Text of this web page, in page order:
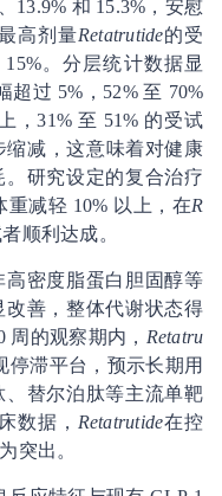
13.9% 和 15.3%，安慰
高剂量Retatrutide的受
。分层统计数据显
超过 5%，52% 至 70%
，31% 至 51% 的受试
缩减，这意味着对健康
研究设定的复合治疗
重减轻 10% 以上，在R
顺利达成。
密度脂蛋白胆固醇等
善，整体代谢状态得
的观察期内， Retatru
停滞平台，预示长期用
替尔泊肽等主流单靶
数据， Retatrutide在控
突出。